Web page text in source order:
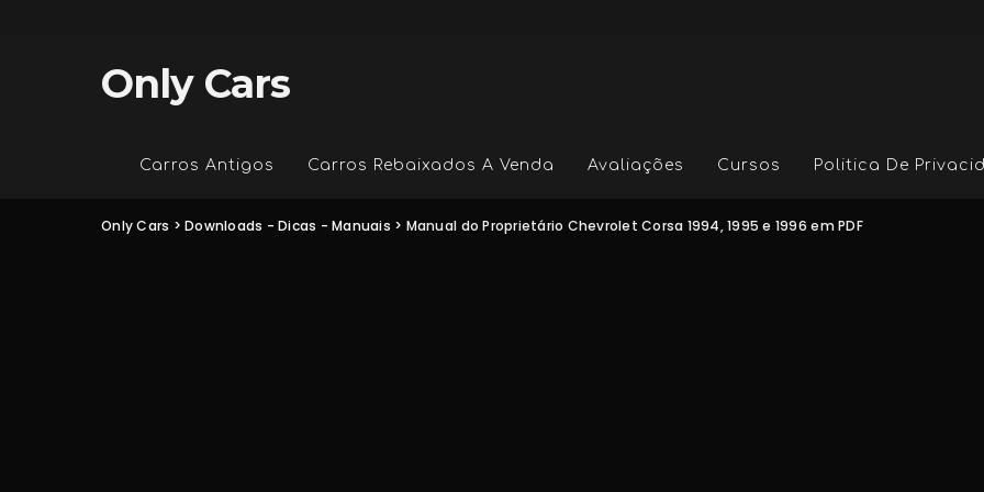
Only Cars
Carros Antigos Carros Rebaixados A Venda Avaliações Cursos Politica De
Only Cars >Downloads - Dicas - Manuais > Manual do Proprietário Chevrolet Corsa 1994, 1995 e 1996 em PDF